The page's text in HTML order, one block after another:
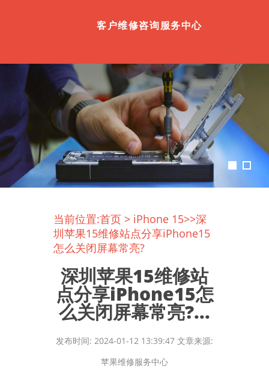
客户维修咨询服务中心
当前位置:首页 > iPhone 15>>深
圳苹果15维修站点分享iPhone15
怎么关闭屏幕常亮?
深圳苹果15维修站
点分享iPhone15怎
么关闭屏幕常亮?...
发布时间: 2024-01-12 13:39:47 文章来源:
苹果维修服务中心